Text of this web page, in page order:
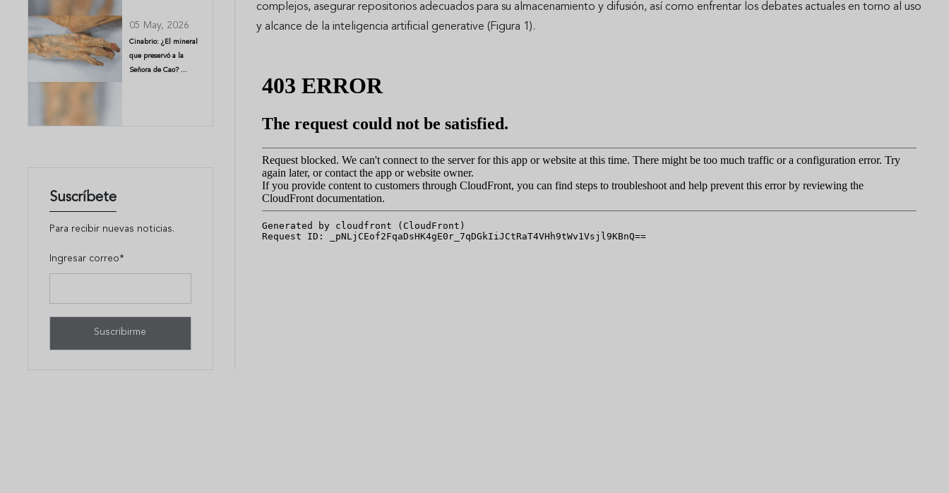
05 May, 2026
Cinabrio: ¿El mineral
que preservó a la
Señora de Cao? ...
Suscríbete
Para recibir nuevas noticias.
Ingresar correo*
complejos, asegurar repositorios adecuados para su almacenamiento y difusión, así como enfrentar los debates actuales en torno al uso
y alcance de la inteligencia artificial generative (Figura 1).